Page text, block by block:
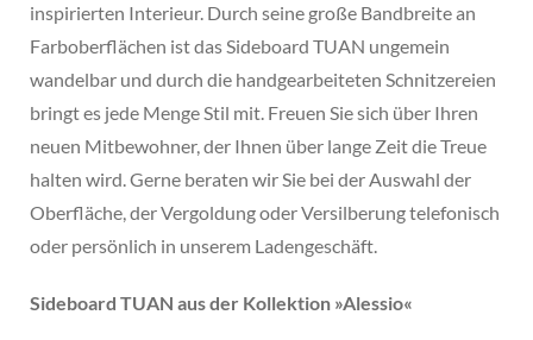
inspirierten Interieur. Durch seine große Bandbreite an
Farboberflächen ist das Sideboard TUAN ungemein
wandelbar und durch die handgearbeiteten Schnitzereien
bringt es jede Menge Stil mit. Freuen Sie sich über Ihren
neuen Mitbewohner, der Ihnen über lange Zeit die Treue
halten wird. Gerne beraten wir Sie bei der Auswahl der
Oberfläche, der Vergoldung oder Versilberung telefonisch
oder persönlich in unserem Ladengeschäft.
Sideboard TUAN aus der Kollektion »Alessio«